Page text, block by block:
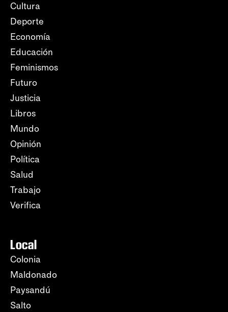
Cultura
Deporte
Economía
Educación
Feminismos
Futuro
Justicia
Libros
Mundo
Opinión
Política
Salud
Trabajo
Verifica
Local
Colonia
Maldonado
Paysandú
Salto